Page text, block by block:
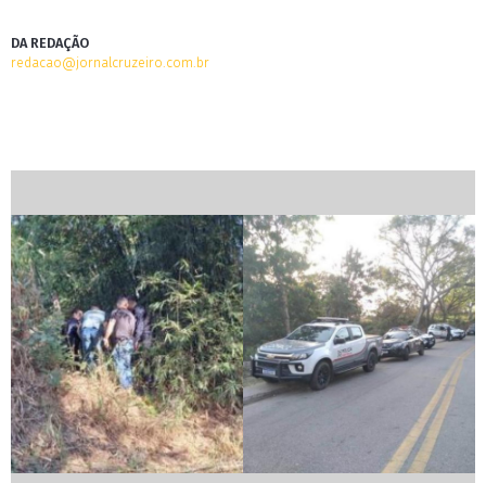
DA REDAÇÃO
redacao@jornalcruzeiro.com.br